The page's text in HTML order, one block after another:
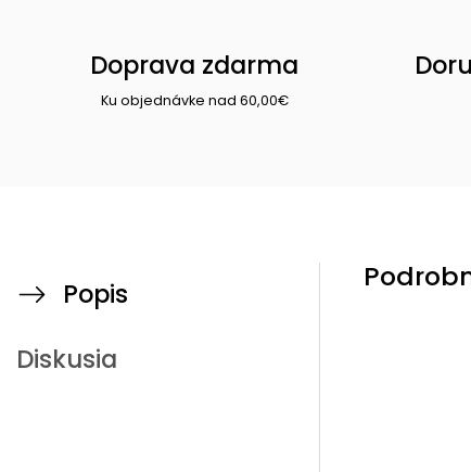
Doprava zdarma
Ku objednávke nad 60,00€
Popis
Diskusia